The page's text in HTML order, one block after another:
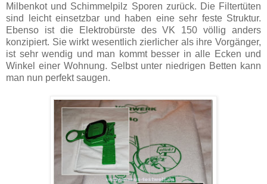
Milbenkot und Schimmelpilz Sporen zurück. Die Filtertüten
sind leicht einsetzbar und haben eine sehr feste Struktur.
Ebenso ist die Elektrobürste des VK 150 völlig anders
konzipiert. Sie wirkt wesentlich zierlicher als ihre Vorgänger,
ist sehr wendig und man kommt besser in alle Ecken und
Winkel einer Wohnung. Selbst unter niedrigen Betten kann
man nun perfekt saugen.